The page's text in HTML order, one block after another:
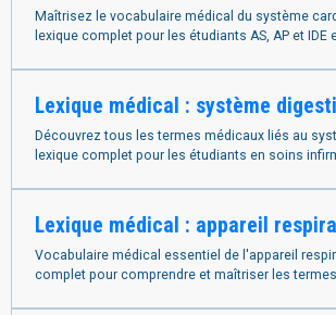
Maîtrisez le vocabulaire médical du système
lexique complet pour les étudiants AS, AP et IDE
Lexique médical : système
Découvrez tous les termes médicaux liés au
lexique complet pour les étudiants en soins
Lexique médical : appareil
Vocabulaire médical essentiel de l'appareil
complet pour comprendre et maîtriser les